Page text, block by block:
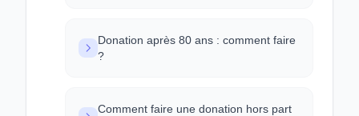
Donation après 80 ans : comment faire
?
Comment faire une donation hors part